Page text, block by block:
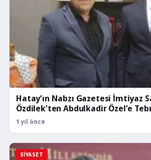
Hatay’ın Nabzı Gazetesi İmtiyaz
Özdilek’ten Abdulkadir Özel’e
1 yıl önce
SIYASET